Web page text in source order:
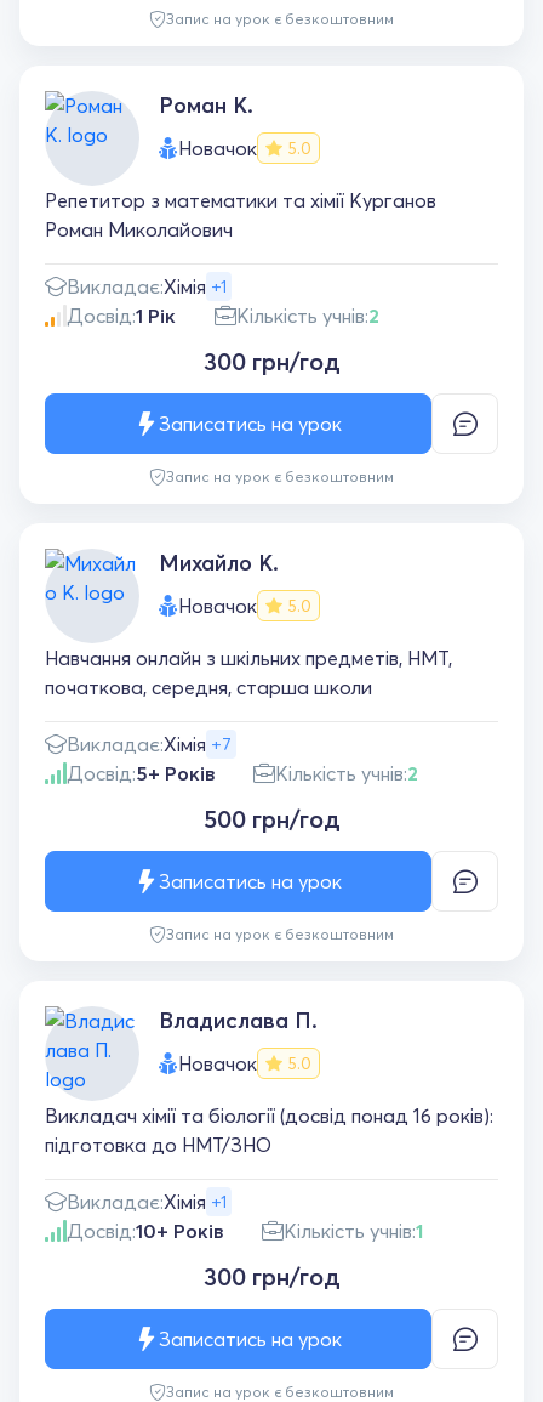
Запис на урок є безкоштовним
Роман К.
Новачок 5.0
Репетитор з математики та хімії Курганов
Роман Миколайович
Викладає:Хімія +1
Досвід:1 Рік Кількість учнів:2
300 грн/год
Запис на урок є безкоштовним
Записатись на урок
Михайло К.
Новачок 5.0
Навчання онлайн з шкільних предметів, НМТ,
початкова, середня, старша школи
Викладає:Хімія +7
Досвід:5+ Років Кількість учнів:2
500 грн/год
Запис на урок є безкоштовним
Записатись на урок
Владислава П.
Новачок 5.0
Викладач хімії та біології (досвід понад 16 років):
підготовка до НМТ/ЗНО
Викладає:Хімія +1
Досвід:10+ Років Кількість учнів:1
300 грн/год
Запис на урок є безкоштовним
Записатись на урок